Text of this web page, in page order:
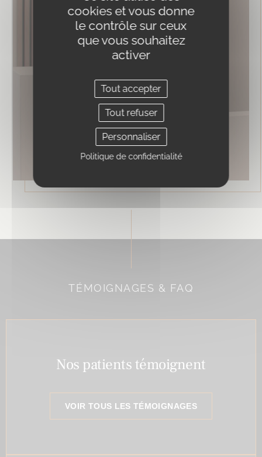
TÉMOIGNAGES & FAQ
Nos patients témoignent
VOIR TOUS LES TÉMOIGNAGES
cookies et vous donne
le contrôle sur ceux
que vous souhaitez
activer
Tout accepter
Tout refuser
Personnaliser
Politique de confidentialité